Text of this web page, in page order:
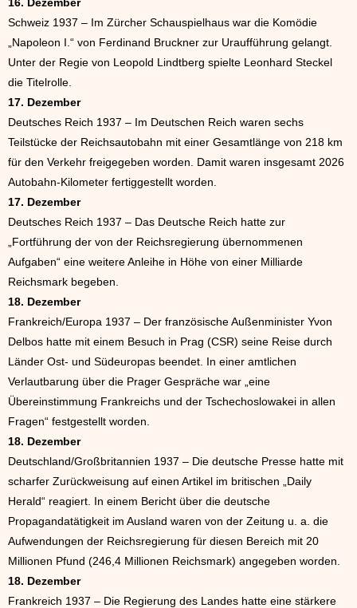
Schweiz 1937 – Im Zürcher Schauspielhaus war die Komödie
„Napoleon I.“ von Ferdinand Bruckner zur Uraufführung gelangt.
Unter der Regie von Leopold Lindtberg spielte Leonhard Steckel
die Titelrolle.
17. Dezember
Deutsches Reich 1937 – Im Deutschen Reich waren sechs
Teilstücke der Reichsautobahn mit einer Gesamtlänge von 218 km
für den Verkehr freigegeben worden. Damit waren insgesamt 2026
Autobahn-Kilometer fertiggestellt worden.
17. Dezember
Deutsches Reich 1937 – Das Deutsche Reich hatte zur
„Fortführung der von der Reichsregierung übernommenen
Aufgaben“ eine weitere Anleihe in Höhe von einer Milliarde
Reichsmark begeben.
18. Dezember
Frankreich/Europa 1937 – Der französische Außenminister Yvon
Delbos hatte mit einem Besuch in Prag (CSR) seine Reise durch
Länder Ost- und Südeuropas beendet. In einer amtlichen
Verlautbarung über die Prager Gespräche war „eine
Übereinstimmung Frankreichs und der Tschechoslowakei in allen
Fragen“ festgestellt worden.
18. Dezember
Deutschland/Großbritannien 1937 – Die deutsche Presse hatte mit
scharfer Zurückweisung auf einen Artikel im britischen „Daily
Herald“ reagiert. In einem Bericht über die deutsche
Propagandatätigkeit im Ausland waren von der Zeitung u. a. die
Aufwendungen der Reichsregierung für diesen Bereich mit 20
Millionen Pfund (246,4 Millionen Reichsmark) angegeben worden.
18. Dezember
Frankreich 1937 – Die Regierung des Landes hatte eine stärkere